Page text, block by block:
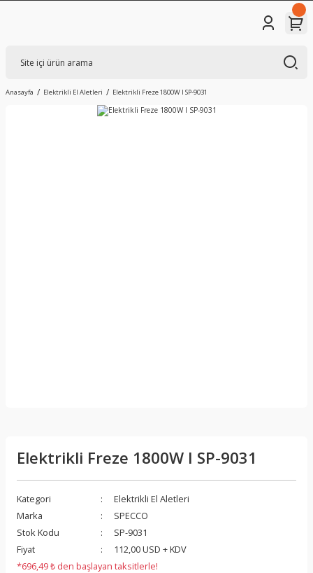
Anasayfa Elektrikli El Aletleri Elektrikli Freze 1800W I SP-9031
Elektrikli Freze 1800W I SP-9031
Kategori
Elektrikli El Aletleri
Marka
SPECCO
Stok Kodu
SP-9031
Fiyat
112,00 USD + KDV
*696,49 ₺ den başlayan taksitlerle!